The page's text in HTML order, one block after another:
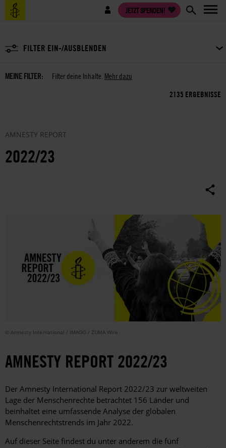
Direkt
zum
Benutzermenü JETZT SPENDEN!
FILTER EIN-/AUSBLENDEN
MEINE FILTER: Filter deine Inhalte. Mehr dazu
2135 ERGEBNISSE
AMNESTY REPORT
2022/23
© Amnesty International / IMAGO / ZUMA Wire
AMNESTY REPORT 2022/23
Der Amnesty International Report 2022/23 zur weltweiten
Lage der Menschenrechte betrachtet 156 Länder und
beinhaltet eine umfassende Analyse der globalen
Menschenrechtstrends im Jahr 2022.
Auf dieser Seite findest du unter anderem die fünf